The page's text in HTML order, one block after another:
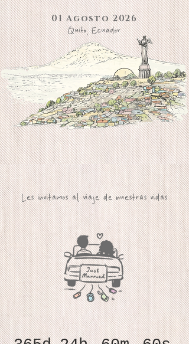
01 Agosto 2026
Quito, Ecuador
Les invitamos al viaje de nuestras vidas